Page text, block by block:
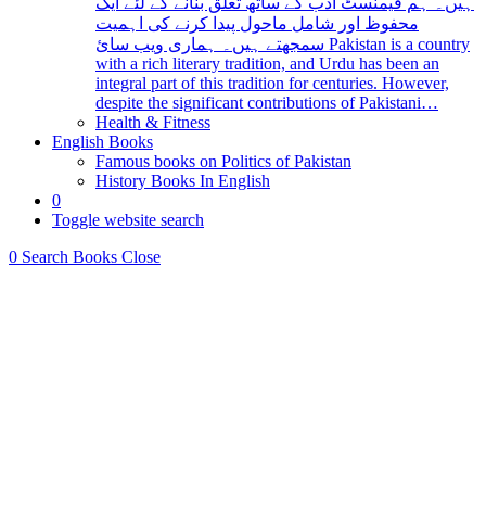
محفوظ اور شامل ماحول پیدا کرنے کی اہمیت
سمجھتے ہیں۔ ہماری ویب سائ Pakistan is a country
with a rich literary tradition, and Urdu has been an
integral part of this tradition for centuries. However,
despite the significant contributions of Pakistani…
Health & Fitness
English Books
Famous books on Politics of Pakistan
History Books In English
0
Toggle website search
0 Search Books Close